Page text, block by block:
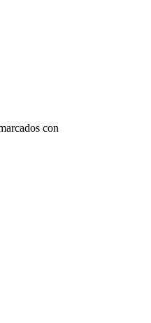
con